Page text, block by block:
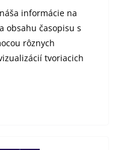
informácie na
obsahu časopisu s
rôznych
tvoriacich